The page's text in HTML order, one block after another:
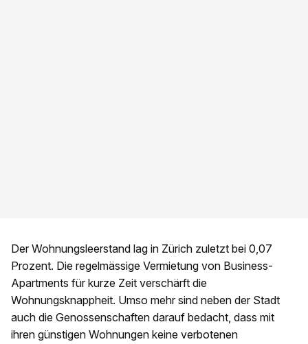
Der Wohnungsleerstand lag in Zürich zuletzt bei 0,07
Prozent. Die regelmässige Vermietung von Business-
Apartments für kurze Zeit verschärft die
Wohnungsknappheit. Umso mehr sind neben der Stadt
auch die Genossenschaften darauf bedacht, dass mit
ihren günstigen Wohnungen keine verbotenen